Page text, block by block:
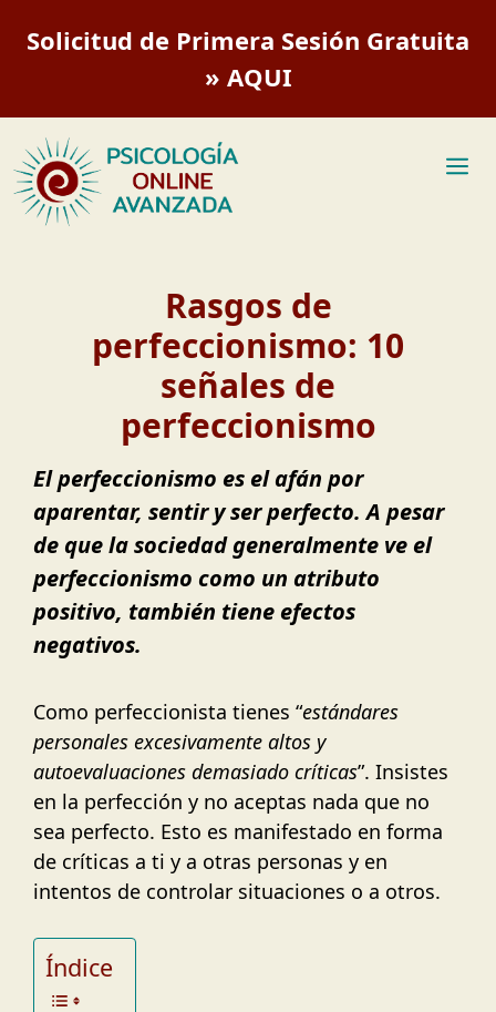
Solicitud de Primera Sesión Gratuita
» AQUI
Rasgos de
perfeccionismo: 10
señales de
perfeccionismo
El perfeccionismo es el afán por
aparentar, sentir y ser perfecto. A pesar
de que la sociedad generalmente ve el
perfeccionismo como un atributo
positivo, también tiene efectos
negativos.
Como perfeccionista tienes “estándares
personales excesivamente altos y
autoevaluaciones demasiado críticas”. Insistes
en la perfección y no aceptas nada que no
sea perfecto. Esto es manifestado en forma
de críticas a ti y a otras personas y en
intentos de controlar situaciones o a otros.
Índice